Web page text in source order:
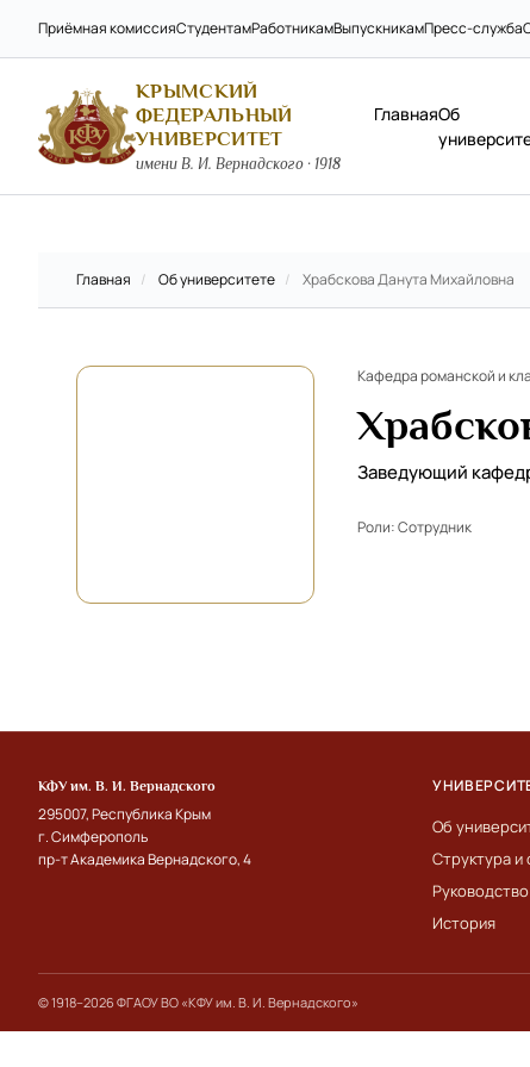
Приёмная комиссияСтудентамРаботникамВыпускникамПресс-служба
КРЫМСКИЙ
ФЕДЕРАЛЬНЫЙ
УНИВЕРСИТЕТ
имени В. И. Вернадского · 1918
ГлавнаяОб
Главная / Об университете / Храбскова Данута Михайловна
Кафедра романской и
Заведующий
Роли:Сотрудник
КФУ им. В. И. Вернадского
295007, Республика Крым
г. Симферополь
пр-т Академика Вернадского, 4
Об
Структура и
Руководство
История
© 1918–2026 ФГАОУ ВО «КФУ им. В. И. Вернадского»